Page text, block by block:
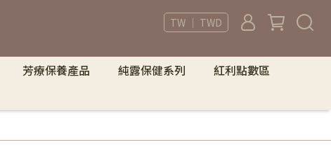
TW ｜ TWD
芳療保養產品 純露保健系列
紅利點數區